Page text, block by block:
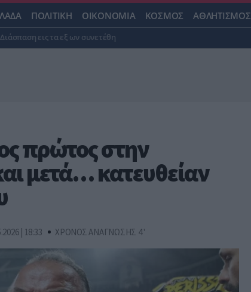
ΠΟΛΙΤΙΚΗ ΟΙΚΟΝΟΜΙΑ ΚΟΣΜΟΣ ΑΘΛΗΤΙΣΜΟΣ
Διάσπαση εις τα εξ ων συνετέθη
πρώτος στην
μετά… κατευθείαν
| 18:33 ΧΡΟΝΟΣ ΑΝΑΓΝΩΣΗΣ 4 '